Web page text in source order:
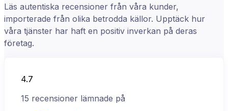
Läs autentiska recensioner från våra kunder,
importerade från olika betrodda källor. Upptäck hur
våra tjänster har haft en positiv inverkan på deras
företag.
4.7
15 recensioner lämnade på